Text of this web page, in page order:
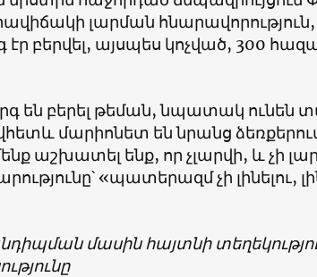
լարման
բերվել, այսպես կոչված, 300
են բերել թեման, նպատակ ունեն
մարիոնետ են նրանց
աշխատել ենք, որ չլարվի, և չի
«պատերազմ չի լինելու,
մասին հայտնի